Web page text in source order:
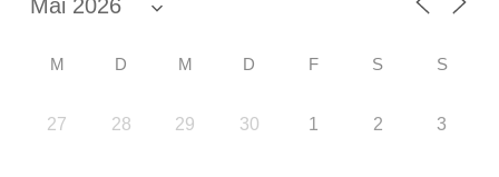
M D M D F S S
27 28 29 30 1 2 3